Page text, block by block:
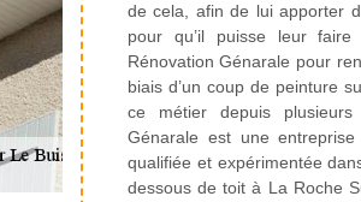
de cela, afin de lui apporter
pour qu’il puisse leur
Rénovation Génarale pour
biais d’un coup de peinture
ce métier depuis
Génarale est une
qualifiée et expérimentée
dessous de toit à La Roche